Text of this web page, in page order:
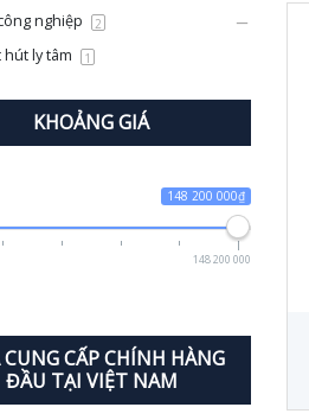
nghiệp 2
hút ly tâm 1
KHOẢNG GIÁ
148 200 000₫
148 200 000
CẤP CHÍNH HÀNG
ĐẦU TẠI VIỆT NAM